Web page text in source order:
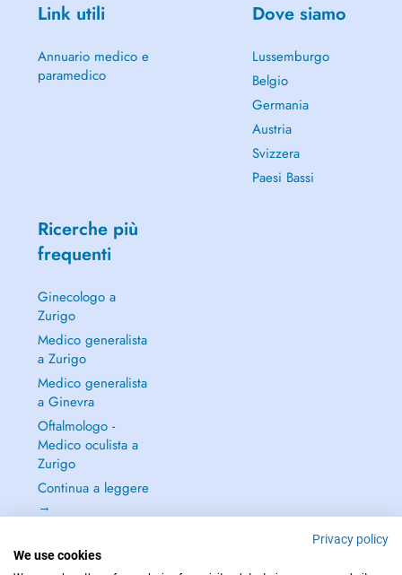
Link utili
Annuario medico e
paramedico
Dove siamo
Lussemburgo
Belgio
Germania
Austria
Svizzera
Paesi Bassi
Ricerche più
frequenti
Ginecologo a
Zurigo
Medico generalista
a Zurigo
Medico generalista
a Ginevra
Oftalmologo -
Medico oculista a
Zurigo
Continua a leggere
→
Privacy policy
We use cookies